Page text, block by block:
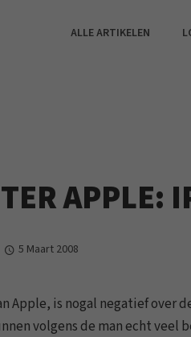
ALLE ARTIKELEN
APPLE:
5 Maart 2008
Apple, is nogal negatief over
volgens de man echt veel